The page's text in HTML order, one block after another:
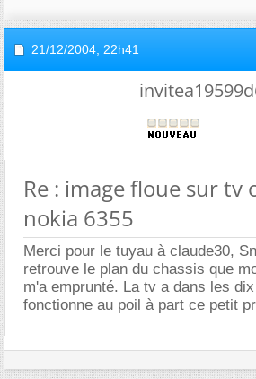
21/12/2004, 22h41
Re : image floue sur tv
nokia 6355
Merci pour le tuyau à claude30,
retrouve le plan du chassis que
m'a emprunté. La tv a dans les
fonctionne au poil à part ce petit